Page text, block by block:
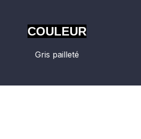
COULEUR
Gris pailleté